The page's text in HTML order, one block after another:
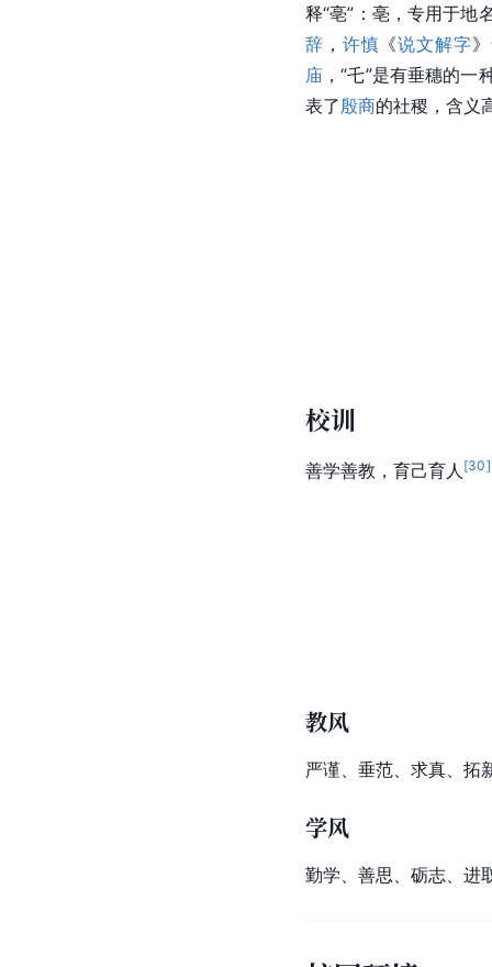
释“亳”：亳，专用于地
辞 ， 许慎 《说文解字》
庙 ，“乇”是有垂穗的
表了殷商的社稷，含义
校训
善学善教，育己育人 [30]
教风
严谨、垂范、求真、拓
学风
勤学、善思、砺志、进